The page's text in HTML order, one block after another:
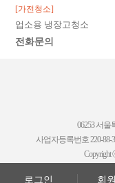
로그인 회
[가전청소]
업소용 냉장고청소
전화문의
06253 서울
사업자등록번호 220-88-
Copyright